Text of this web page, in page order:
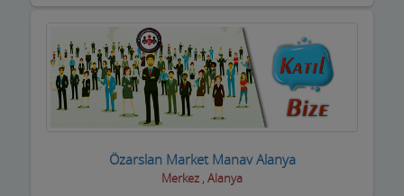
Kasaplar
Kitap ve Kırtasiyeciler
Klimacılar
Koltuk Döşeme
Kozmetik FirmalarıÖzarslan Market Manav Alanya
Merkez , Alanya